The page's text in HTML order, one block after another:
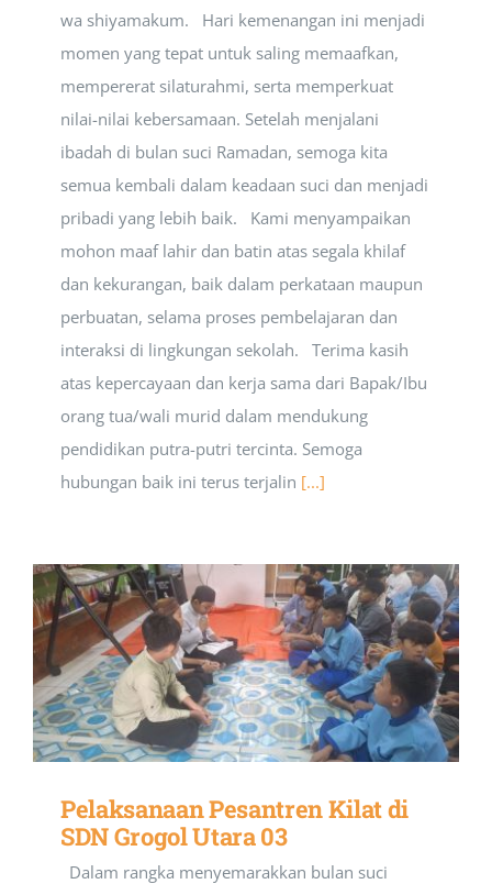
wa shiyamakum. Hari kemenangan ini menjadi
momen yang tepat untuk saling memaafkan,
mempererat silaturahmi, serta memperkuat
nilai-nilai kebersamaan. Setelah menjalani
ibadah di bulan suci Ramadan, semoga kita
semua kembali dalam keadaan suci dan menjadi
pribadi yang lebih baik. Kami menyampaikan
mohon maaf lahir dan batin atas segala khilaf
dan kekurangan, baik dalam perkataan maupun
perbuatan, selama proses pembelajaran dan
interaksi di lingkungan sekolah. Terima kasih
atas kepercayaan dan kerja sama dari Bapak/Ibu
orang tua/wali murid dalam mendukung
pendidikan putra-putri tercinta. Semoga
hubungan baik ini terus terjalin [...]
Pelaksanaan Pesantren Kilat di
SDN Grogol Utara 03
Dalam rangka menyemarakkan bulan suci